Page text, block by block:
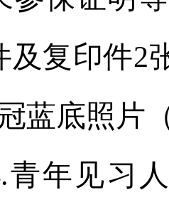
及复印件2
蓝底照片
见习人